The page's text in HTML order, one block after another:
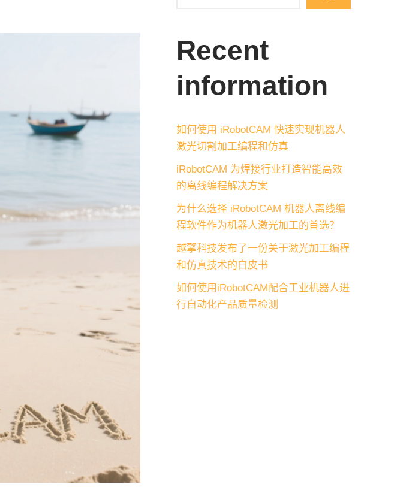
Recent
information
如何使用 iRobotCAM 快速实现机器人
激光切割加工编程和仿真
iRobotCAM 为焊接行业打造智能高效
的离线编程解决方案
为什么选择 iRobotCAM 机器人离线编
程软件作为机器人激光加工的首选？
越擎科技发布了一份关于激光加工编程
和仿真技术的白皮书
如何使用iRobotCAM配合工业机器人进
行自动化产品质量检测